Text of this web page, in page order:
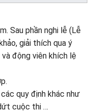
Sau phần nghi lễ (Lễ
giải thích qua ý
động viên khích lệ
quy định khác như
cuộc thi …